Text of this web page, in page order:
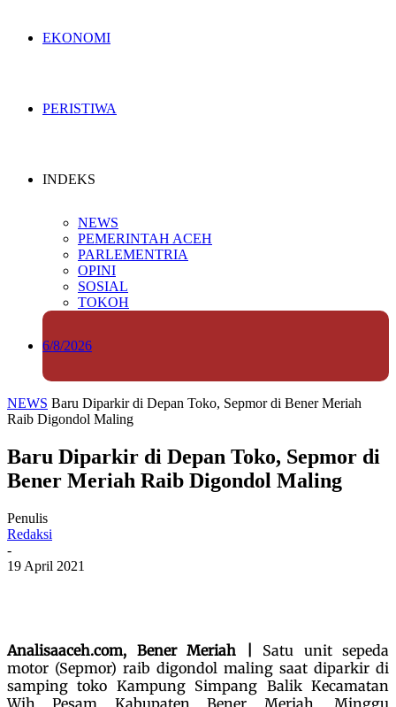
EKONOMI
PERISTIWA
INDEKS
NEWS
PEMERINTAH ACEH
PARLEMENTRIA
OPINI
SOSIAL
TOKOH
6/8/2026
NEWS Baru Diparkir di Depan Toko, Sepmor di Bener Meriah
Raib Digondol Maling
Baru Diparkir di Depan Toko, Sepmor di
Bener Meriah Raib Digondol Maling
Penulis
Redaksi
-
19 April 2021
Analisaaceh.com, Bener Meriah |
Satu unit sepeda
motor (Sepmor) raib digondol maling saat diparkir di
samping toko Kampung Simpang Balik Kecamatan
Wih Pesam Kabupaten Bener Meriah, Minggu